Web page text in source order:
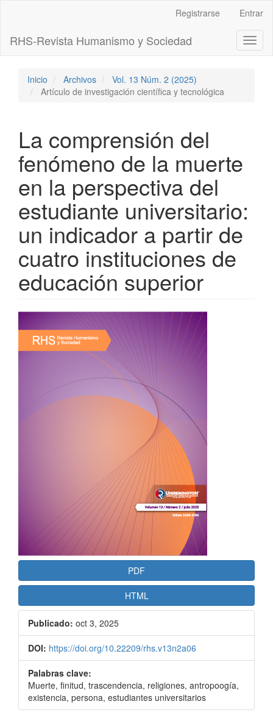
principal
Barra
Registrarse Entrar
RHS-Revista Humanismo y Sociedad
Inicio Archivos
Vol. 13 Núm. 2 (2025)
Artículo de investigación científica y tecnológica
La comprensión del
fenómeno de la muerte
en la perspectiva del
estudiante universitario:
un indicador a partir de
cuatro instituciones de
educación superior
Barra
lateral
artículo
PDF
HTML
Publicado: oct 3, 2025
DOI: https://doi.org/10.22209/rhs.v13n2a06
Palabras clave:
Muerte, finitud, trascendencia, religiones, antropoogía,
existencia, persona, estudiantes universitarios